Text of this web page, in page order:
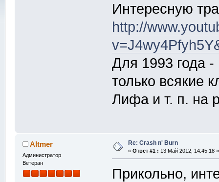
Интересную
http://
Для 1993 года
только всякие
Лифа и т. п. на
Altmer
Администратор
Ветеран
Re: Crash n' Burn
« Ответ #1 : 13 Май 2012, 14:45:18 »
Прикольно,